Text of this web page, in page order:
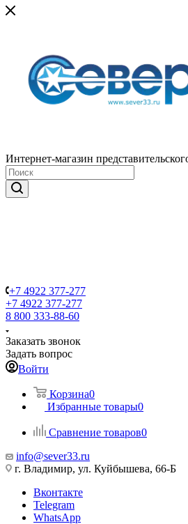
Интернет-магазин
+7 4922 377-277
+7 4922 377-277
8 800 333-88-60
Заказать звонок
Задать вопрос
Войти
Корзина0
Избранные товары0
Сравнение товаров0
info@sever33.ru
г. Владимир, ул. Куйбышева, 66-Б
Вконтакте
Telegram
WhatsApp